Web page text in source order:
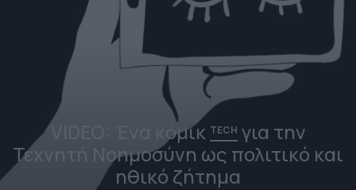
VIDEO: Ένα κόμικ TECH για την
Τεχνητή Νοημοσύνη ως πολιτικό και
ηθικό ζήτημα